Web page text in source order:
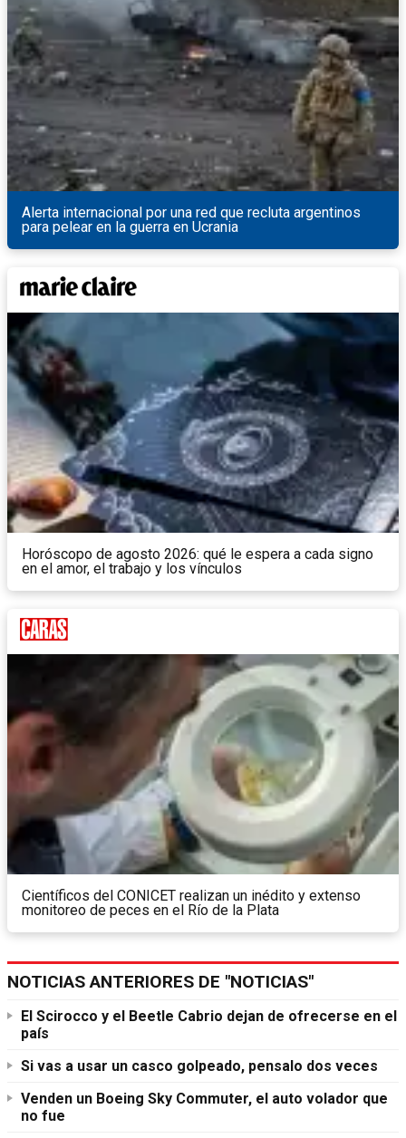
Alerta internacional por una red que recluta argentinos
para pelear en la guerra en Ucrania
Horóscopo de agosto 2026: qué le espera a cada signo
en el amor, el trabajo y los vínculos
Científicos del CONICET realizan un inédito y extenso
monitoreo de peces en el Río de la Plata
NOTICIAS ANTERIORES DE "NOTICIAS"
El Scirocco y el Beetle Cabrio dejan de ofrecerse en el
país
Si vas a usar un casco golpeado, pensalo dos veces
Venden un Boeing Sky Commuter, el auto volador que
no fue